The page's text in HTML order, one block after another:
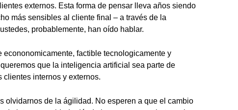
externos. Esta forma de pensar lleva años siendo
más sensibles al cliente final – a través de la
probablemente, han oído hablar.
factible tecnologicamente y
que la inteligencia artificial sea parte de
clientes internos y externos.
olvidarnos de la ágilidad. No esperen a que el cambio